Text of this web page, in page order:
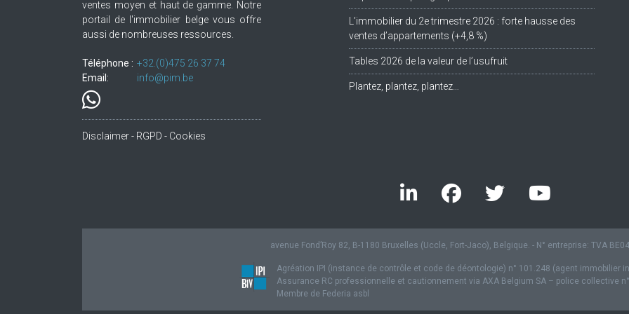
ventes moyen et haut de gamme. Notre
portail de l'immobilier belge vous offre
aussi de nombreuses ressources.
Téléphone : +32.(0)475 26 37 74
Email:
info@pim.be
Disclaimer - RGPD - Cookies
L’immobilier du 2e trimestre 2026 : forte hausse des
ventes d’appartements (+4,8 %)
Tables 2026 de la valeur de l’usufruit
Plantez, plantez, plantez…
avenue Fond’Roy 82, B-1180 Bruxelles (Uccle, Fort-Jaco), Belgique. - N° entreprise: TVA
Agréation IPI (instance de contrôle et code de déontologie) n° 101.248 (agent immobilier
Assurance RC professionnelle et cautionnement via AXA Belgium SA – police collective
Membre de Federia asbl